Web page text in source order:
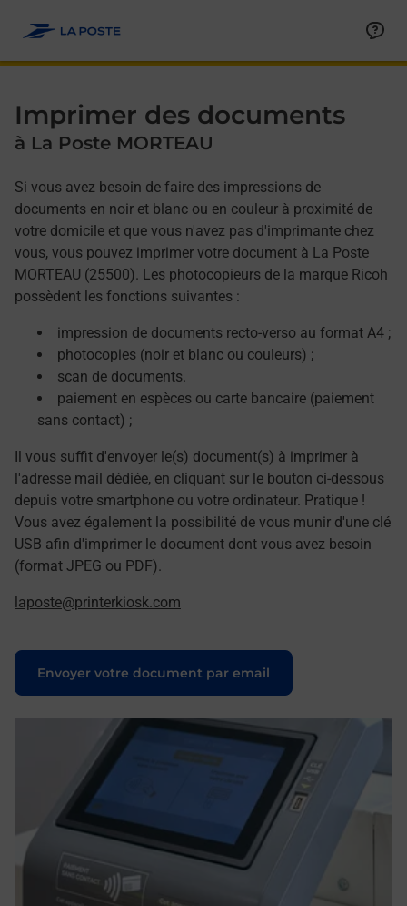
Imprimer des documents
à La Poste MORTEAU
Si vous avez besoin de faire des impressions de
documents en noir et blanc ou en couleur à proximité de
votre domicile et que vous n'avez pas d'imprimante chez
vous, vous pouvez imprimer votre document à La Poste
MORTEAU (25500). Les photocopieurs de la marque Ricoh
possèdent les fonctions suivantes :
impression de documents recto-verso au format A4 ;
photocopies (noir et blanc ou couleurs) ;
scan de documents.
paiement en espèces ou carte bancaire (paiement
sans contact) ;
Il vous suffit d'envoyer le(s) document(s) à imprimer à
l'adresse mail dédiée, en cliquant sur le bouton ci-dessous
depuis votre smartphone ou votre ordinateur. Pratique !
Vous avez également la possibilité de vous munir d'une clé
USB afin d'imprimer le document dont vous avez besoin
(format JPEG ou PDF).
laposte@printerkiosk.com
Envoyer votre document par email
Le lien s'ouvre dans un nouvel onglet